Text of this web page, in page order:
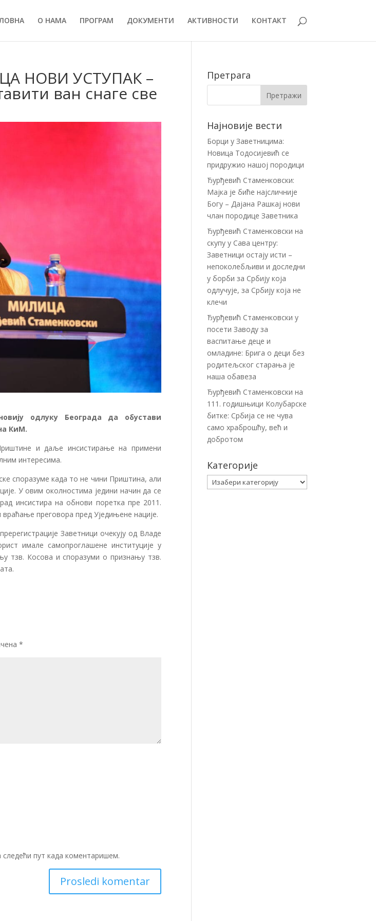
О НАМА ПРОГРАМ ДОКУМЕНТИ АКТИВНОСТИ КОНТАКТ
НОВИ УСТУПАК –
ван снаге све
одлуку Београда да обустави
КиМ.
и даље инсистирање на примени
интересима.
споразуме када то не чини Приштина, али
У овим околностима једини начин да се
инсистира на обнови поретка пре 2011.
враћање преговора пред Уједињене нације.
Заветници очекују од Владе
имале самопроглашене институције у
тзв. Косова и споразуми о признању тзв.
*
пут када коментаришем.
Претрага
Најновије вести
Борци у Заветницима:
Новица Тодосијевић се
придружио нашој породици
Ђурђевић Стаменковски:
Мајка је биће најсличније
Богу – Дајана Рашкај нови
члан породице Заветника
Ђурђевић Стаменковски на
скупу у Сава центру:
Заветници остају исти –
непоколебљиви и доследни
у борби за Србију која
одлучује, за Србију која не
клечи
Ђурђевић Стаменковски у
посети Заводу за
васпитање деце и
омладине: Брига о деци без
родитељског старања је
наша обавеза
Ђурђевић Стаменковски на
111. годишњици Колубарске
битке: Србија се не чува
само храброшћу, већ и
добротом
Категорије
Категорије